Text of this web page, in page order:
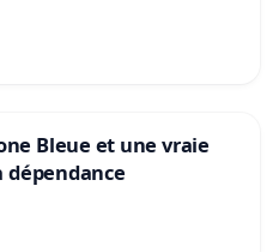
Bleue et une vraie
dépendance